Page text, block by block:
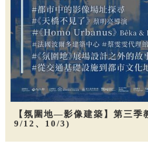
【氛圍地—影像建築】第三季
9/12、10/3)